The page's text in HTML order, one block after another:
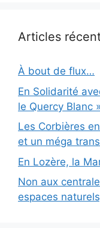
Articles
À bout de flux…
En Solidarité
le Quercy Blanc »
Les Corbières
et un méga
En Lozère, la
Non aux
espaces